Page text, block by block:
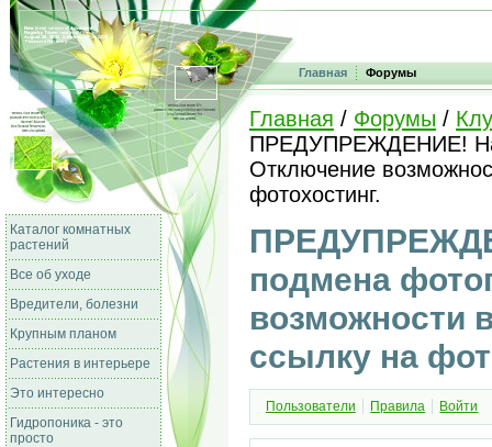
Главная Форумы
Каталог комнатных
растений
Все об уходе
Вредители, болезни
Крупным планом
Растения в интерьере
Это интересно
Гидропоника - это
просто
Главная / Форумы /
ПРЕДУПРЕЖДЕНИЕ! На
Отключение
фотохостинг.
подмена
возможности
ссылку на
Пользователи Правила Войти